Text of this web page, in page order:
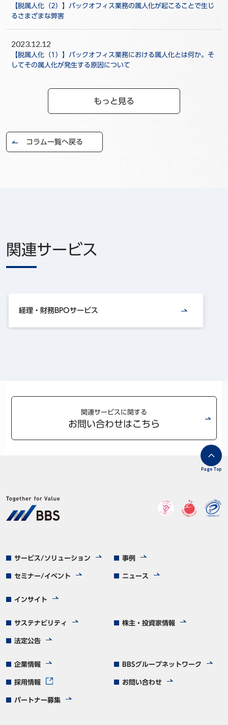
【脱属人化（2）】バックオフィス業務の属人化が起こることで生じ
るさまざまな弊害
2023.12.12
【脱属人化（1）】バックオフィス業務における属人化とは何か。そ
してその属人化が発生する原因について
もっと見る
コラム一覧へ戻る
関連サービス
経理・財務BPOサービス
関連サービスに関する
お問い合わせはこちら
サービス/ソリューション 事例
セミナー/イベント ニュース
インサイト
サステナビリティ 株主・投資家情報
法定公告
企業情報 BBSグループネットワーク
採用情報 お問い合わせ
パートナー募集
Page Top